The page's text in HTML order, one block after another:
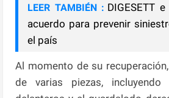
LEER TAMBIÉN : DIGESETT
acuerdo para prevenir
el país
Al momento de su
de varias piezas,